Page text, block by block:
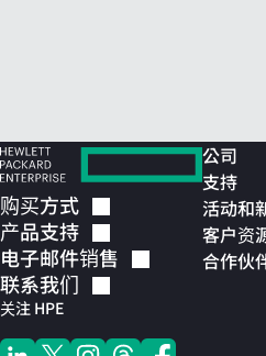
购买方式
产品支持
电子邮件销售
联系我们
关注 HPE
公司
支持
活动和
客户资
合作伙